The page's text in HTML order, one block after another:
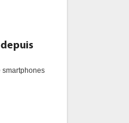
smartphones